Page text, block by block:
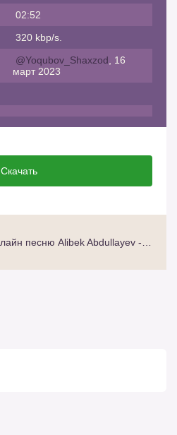
02:52
320 kbp/s.
@Yoqubov_Shaxzod , 16
март 2023
Скачать